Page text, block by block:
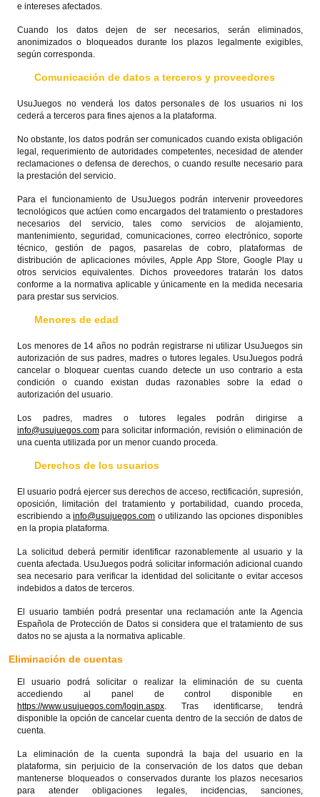
e intereses afectados.
Cuando los datos dejen de ser necesarios, serán eliminados,
anonimizados o bloqueados durante los plazos legalmente exigibles,
según corresponda.
Comunicación de datos a terceros y proveedores
UsuJuegos no venderá los datos personales de los usuarios ni los
cederá a terceros para fines ajenos a la plataforma.
No obstante, los datos podrán ser comunicados cuando exista obligación
legal, requerimiento de autoridades competentes, necesidad de atender
reclamaciones o defensa de derechos, o cuando resulte necesario para
la prestación del servicio.
Para el funcionamiento de UsuJuegos podrán intervenir proveedores
tecnológicos que actúen como encargados del tratamiento o prestadores
necesarios del servicio, tales como servicios de alojamiento,
mantenimiento, seguridad, comunicaciones, correo electrónico, soporte
técnico, gestión de pagos, pasarelas de cobro, plataformas de
distribución de aplicaciones móviles, Apple App Store, Google Play u
otros servicios equivalentes. Dichos proveedores tratarán los datos
conforme a la normativa aplicable y únicamente en la medida necesaria
para prestar sus servicios.
Menores de edad
Los menores de 14 años no podrán registrarse ni utilizar UsuJuegos sin
autorización de sus padres, madres o tutores legales. UsuJuegos podrá
cancelar o bloquear cuentas cuando detecte un uso contrario a esta
condición o cuando existan dudas razonables sobre la edad o
autorización del usuario.
Los padres, madres o tutores legales podrán dirigirse a
info@usujuegos.com para solicitar información, revisión o eliminación de
una cuenta utilizada por un menor cuando proceda.
Derechos de los usuarios
El usuario podrá ejercer sus derechos de acceso, rectificación, supresión,
oposición, limitación del tratamiento y portabilidad, cuando proceda,
escribiendo ainfo@usujuegos.com o utilizando las opciones disponibles
en la propia plataforma.
La solicitud deberá permitir identificar razonablemente al usuario y la
cuenta afectada. UsuJuegos podrá solicitar información adicional cuando
sea necesario para verificar la identidad del solicitante o evitar accesos
indebidos a datos de terceros.
El usuario también podrá presentar una reclamación ante la Agencia
Española de Protección de Datos si considera que el tratamiento de sus
datos no se ajusta a la normativa aplicable.
Eliminación de cuentas
El usuario podrá solicitar o realizar la eliminación de su cuenta
accediendo al panel de control disponible en
https://www.usujuegos.com/login.aspx. Tras identificarse, tendrá
disponible la opción de cancelar cuenta dentro de la sección de datos de
cuenta.
La eliminación de la cuenta supondrá la baja del usuario en la
plataforma, sin perjuicio de la conservación de los datos que deban
mantenerse bloqueados o conservados durante los plazos necesarios
para atender obligaciones legales, incidencias, sanciones,